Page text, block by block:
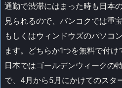
通勤で渋滞にはまった時も日本
見られるので、バンコクでは重宝
もしくはウィンドウズのパソコ
ます。どちらか1つを無料で付け
日本ではゴールデンウィークの
で、4月から5月にかけてのスタ